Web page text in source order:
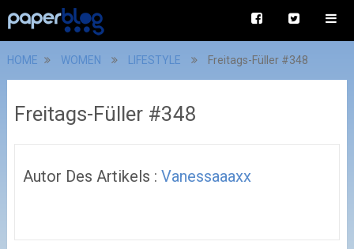
HOME WOMEN LIFESTYLE Freitags-Füller #348
Freitags-Füller #348
Autor Des Artikels : Vanessaaaxx